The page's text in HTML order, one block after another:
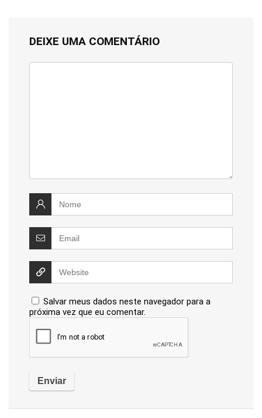
DEIXE UMA COMENTÁRIO
Salvar meus dados neste navegador para a
próxima vez que eu comentar.